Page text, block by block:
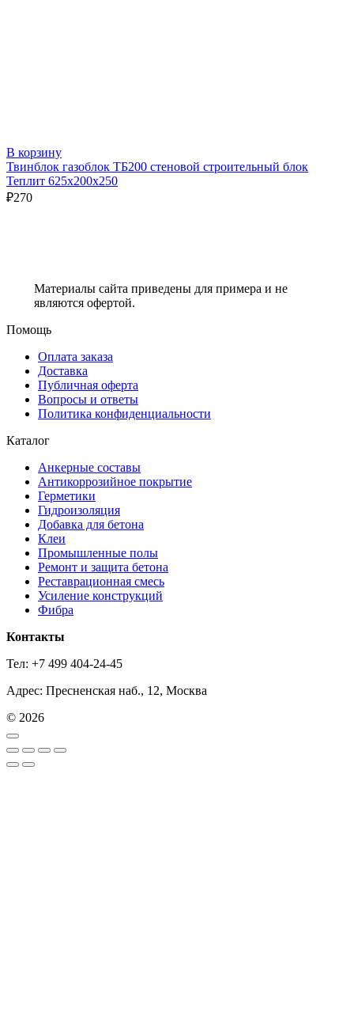
В корзину
Твинблок газоблок ТБ200 стеновой строительный блок
Теплит 625х200х250
₽270
Материалы сайта приведены для примера и не
являются офертой.
Помощь
Оплата заказа
Доставка
Публичная оферта
Вопросы и ответы
Политика конфиденциальности
Каталог
Анкерные составы
Антикоррозийное покрытие
Герметики
Гидроизоляция
Добавка для бетона
Клеи
Промышленные полы
Ремонт и защита бетона
Реставрационная смесь
Усиление конструкций
Фибра
Контакты
Тел: +7 499 404-24-45
Адрес: Пресненская наб., 12, Москва
© 2026